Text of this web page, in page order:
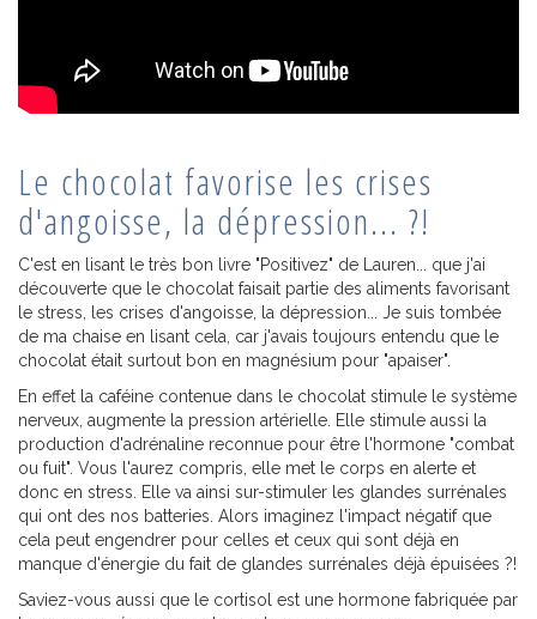
Le chocolat favorise les crises
d'angoisse, la dépression... ?!
C'est en lisant le très bon livre "Positivez" de Lauren... que j'ai
découverte que le chocolat faisait partie des aliments favorisant
le stress, les crises d'angoisse, la dépression... Je suis tombée
de ma chaise en lisant cela, car j'avais toujours entendu que le
chocolat était surtout bon en magnésium pour "apaiser".
En effet la caféine contenue dans le chocolat stimule le système
nerveux, augmente la pression artérielle. Elle stimule aussi la
production d'adrénaline reconnue pour être l'hormone "combat
ou fuit". Vous l'aurez compris, elle met le corps en alerte et
donc en stress. Elle va ainsi sur-stimuler les glandes surrénales
qui ont des nos batteries. Alors imaginez l'impact négatif que
cela peut engendrer pour celles et ceux qui sont déjà en
manque d'énergie du fait de glandes surrénales déjà épuisées ?!
Saviez-vous aussi que le cortisol est une hormone fabriquée par